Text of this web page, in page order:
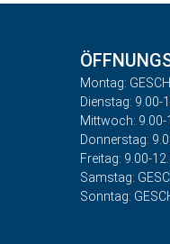
Montag:
Dienstag: 9.00-
Mittwoch: 9.00-
Donnerstag:
Freitag: 9.00-
Samstag:
Sonntag: